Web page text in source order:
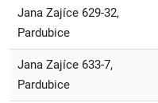
Jana Zajíce 629-32,
Pardubice
Jana Zajíce 633-7,
Pardubice